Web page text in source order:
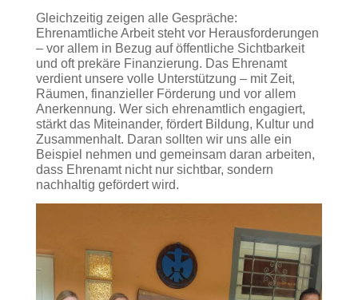
Gleichzeitig zeigen alle Gespräche:
Ehrenamtliche Arbeit steht vor Herausforderungen
– vor allem in Bezug auf öffentliche Sichtbarkeit
und oft prekäre Finanzierung. Das Ehrenamt
verdient unsere volle Unterstützung – mit Zeit,
Räumen, finanzieller Förderung und vor allem
Anerkennung. Wer sich ehrenamtlich engagiert,
stärkt das Miteinander, fördert Bildung, Kultur und
Zusammenhalt. Daran sollten wir uns alle ein
Beispiel nehmen und gemeinsam daran arbeiten,
dass Ehrenamt nicht nur sichtbar, sondern
nachhaltig gefördert wird.